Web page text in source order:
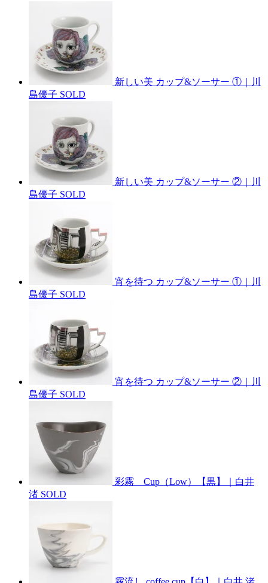
新しい美 カップ&ソーサー ①｜川
島優子 SOLD
新しい美 カップ&ソーサー ②｜川
島優子 SOLD
宵を待つ カップ&ソーサー ①｜川
島優子 SOLD
宵を待つ カップ&ソーサー ②｜川
島優子 SOLD
彩霧 Cup（Low）【黒】｜白井
渚 SOLD